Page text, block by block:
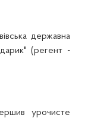
державна
(регент -
урочисте